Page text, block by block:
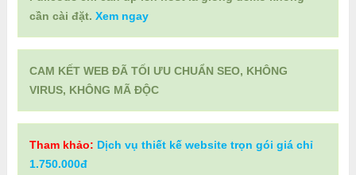
cần cài đặt. Xem ngay
CAM KẾT WEB ĐÃ TỐI ƯU CHUẨN SEO, KHÔNG
VIRUS, KHÔNG MÃ ĐỘC
Tham khảo: Dịch vụ thiết kế website trọn gói giá chỉ
1.750.000đ